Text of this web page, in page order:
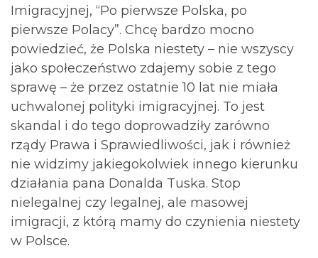
Imigracyjnej, “Po pierwsze Polska, po
pierwsze Polacy”. Chcę bardzo mocno
powiedzieć, że Polska niestety – nie wszyscy
jako społeczeństwo zdajemy sobie z tego
sprawę – że przez ostatnie 10 lat nie miała
uchwalonej polityki imigracyjnej. To jest
skandal i do tego doprowadziły zarówno
rządy Prawa i Sprawiedliwości, jak i również
nie widzimy jakiegokolwiek innego kierunku
działania pana Donalda Tuska. Stop
nielegalnej czy legalnej, ale masowej
imigracji, z którą mamy do czynienia niestety
w Polsce.